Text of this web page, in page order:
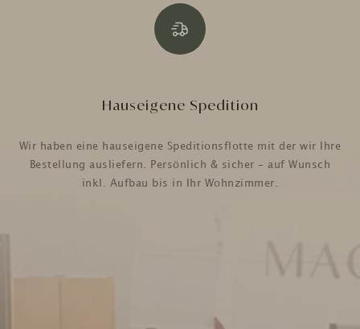
Hauseigene Spedition
Wir haben eine hauseigene Speditionsflotte mit der wir Ihre
Bestellung ausliefern. Persönlich & sicher - auf Wunsch
inkl. Aufbau bis in Ihr Wohnzimmer.